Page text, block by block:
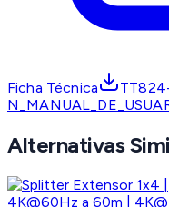
Ficha Técnica
Alternativas